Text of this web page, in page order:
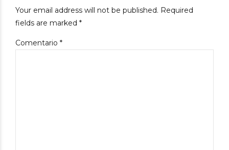
Your email address will not be published. Required
fields are marked *
Comentario *